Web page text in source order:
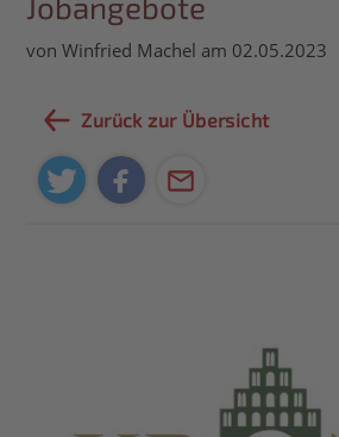
von Winfried Machel am 02.05.2023
Zurück zur Übersicht